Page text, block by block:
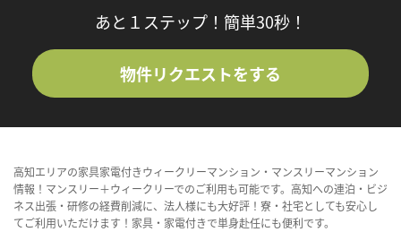
あと１ステップ！簡単30秒！
物件リクエストをする
高知エリアの家具家電付きウィークリーマンション・マンスリーマンション
情報！マンスリー＋ウィークリーでのご利用も可能です。高知への連泊・ビジ
ネス出張・研修の経費削減に、法人様にも大好評！寮・社宅としても安心し
てご利用いただけます！家具・家電付きで単身赴任にも便利です。